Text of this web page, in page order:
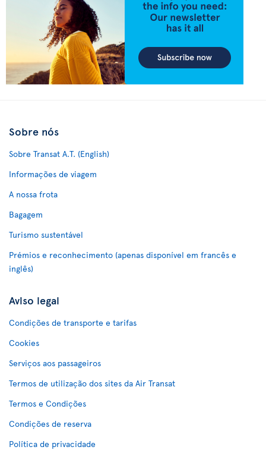
Sobre nós
Sobre Transat A.T. (English)
Informações de viagem
A nossa frota
Bagagem
Turismo sustentável
Prémios e reconhecimento (apenas disponível em francês e
inglês)
Aviso legal
Condições de transporte e tarifas
Cookies
Serviços aos passageiros
Termos de utilização dos sites da Air Transat
Termos e Condições
Condições de reserva
Política de privacidade